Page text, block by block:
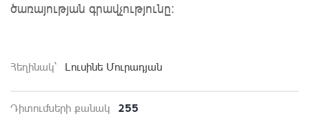
ծառայության գրավչությունը:
Հեղինակ` Լուսինե Մուրադյան
Դիտումների քանակ 255